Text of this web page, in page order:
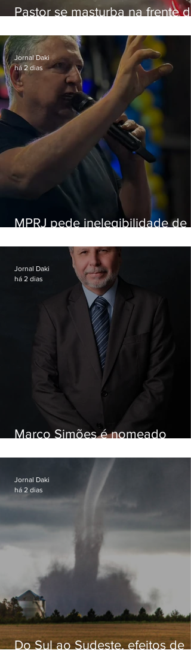
Pastor se masturba na frente de
MPRJ pede inelegibilidade de
Jornal Daki
há 2 dias
Marco Simões é nomeado
Jornal Daki
há 2 dias
Do Sul ao Sudeste, efeitos de
Jornal Daki
há 2 dias